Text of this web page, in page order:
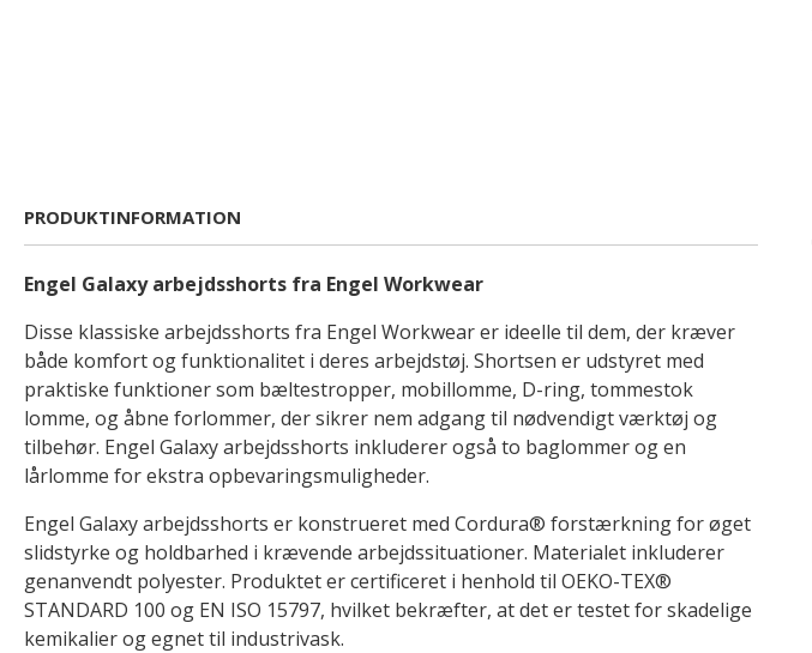
PRODUKTINFORMATION
Engel Galaxy arbejdsshorts fra Engel Workwear
Disse klassiske arbejdsshorts fra Engel Workwear er ideelle til dem, der kræver
både komfort og funktionalitet i deres arbejdstøj. Shortsen er udstyret med
praktiske funktioner som bæltestropper, mobillomme, D-ring, tommestok
lomme, og åbne forlommer, der sikrer nem adgang til nødvendigt værktøj og
tilbehør. Engel Galaxy arbejdsshorts inkluderer også to baglommer og en
lårlomme for ekstra opbevaringsmuligheder.
Engel Galaxy arbejdsshorts er konstrueret med Cordura® forstærkning for øget
slidstyrke og holdbarhed i krævende arbejdssituationer. Materialet inkluderer
genanvendt polyester. Produktet er certificeret i henhold til OEKO-TEX®
STANDARD 100 og EN ISO 15797, hvilket bekræfter, at det er testet for skadelige
kemikalier og egnet til industrivask.